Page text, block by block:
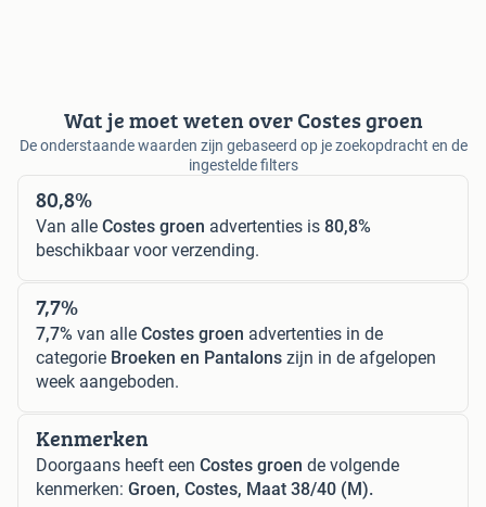
Wat je moet weten over Costes groen
De onderstaande waarden zijn gebaseerd op je zoekopdracht en de
ingestelde filters
80,8%
Van alle Costes groen advertenties is 80,8%
beschikbaar voor verzending.
7,7%
7,7% van alle Costes groen advertenties in de
categorie Broeken en Pantalons zijn in de afgelopen
week aangeboden.
Kenmerken
Doorgaans heeft een Costes groen de volgende
kenmerken: Groen, Costes, Maat 38/40 (M).